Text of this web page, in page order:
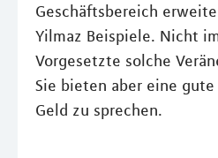
Geschäftsbereich
Yilmaz Beispiele. Nicht
Vorgesetzte solche
Sie bieten aber eine
Geld zu sprechen.